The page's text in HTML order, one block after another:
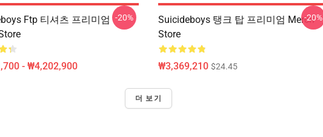
Ftp 티셔츠 프리미엄
- ₩4,202,900
-20%
Suicideboys 탱크 탑 프리미엄 Merch
Store
₩3,369,210 $24.45
-20%
더 보기